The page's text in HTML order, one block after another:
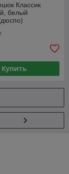
Классик
белый
Купить